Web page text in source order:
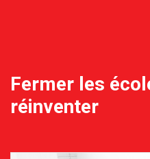
Fermer les
réinventer